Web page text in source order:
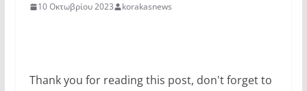
10 Οκτωβρίου 2023 korakasnews
Thank you for reading this post, don't forget to